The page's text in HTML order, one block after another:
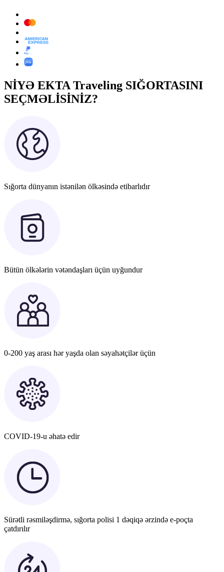
NİYƏ EKTA Traveling SIĞORTASINI
SEÇMƏLİSİNİZ?
Sığorta dünyanın istənilən ölkəsində etibarlıdır
Bütün ölkələrin vətəndaşları üçün uyğundur
0-200 yaş arası hər yaşda olan səyahətçilər üçün
COVID-19-u əhatə edir
Sürətli rəsmiləşdirmə, sığorta polisi 1 dəqiqə ərzində e-poçta
çatdırılır